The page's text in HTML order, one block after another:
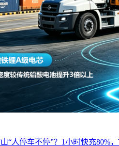
“人停车不停”？1小时快充80%